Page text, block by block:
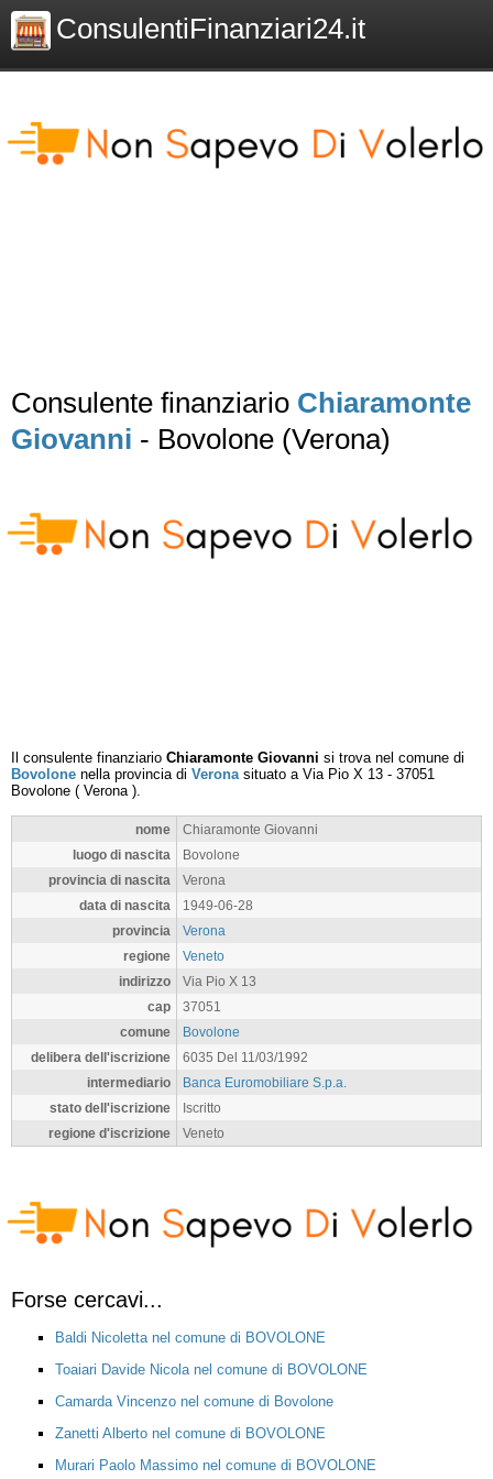
ConsulentiFinanziari24.it
Consulente finanziario Chiaramonte
Giovanni - Bovolone (Verona)
Il consulente finanziario Chiaramonte Giovanni si trova nel comune di
Bovolone nella provincia di Veronasituato a Via Pio X 13 - 37051
Bovolone ( Verona).
nome
Chiaramonte Giovanni
luogo di nascita
Bovolone
provincia di nascita
Verona
data di nascita
1949-06-28
provincia
Verona
regione
Veneto
indirizzo
Via Pio X 13
cap
37051
comune
Bovolone
delibera dell'iscrizione
6035 Del 11/03/1992
intermediario
Banca Euromobiliare S.p.a.
stato dell'iscrizione
Iscritto
regione d'iscrizione
Veneto
Forse cercavi...
Baldi Nicoletta nel comune di BOVOLONE
Toaiari Davide Nicola nel comune di BOVOLONE
Camarda Vincenzo nel comune di Bovolone
Zanetti Alberto nel comune di BOVOLONE
Murari Paolo Massimo nel comune di BOVOLONE